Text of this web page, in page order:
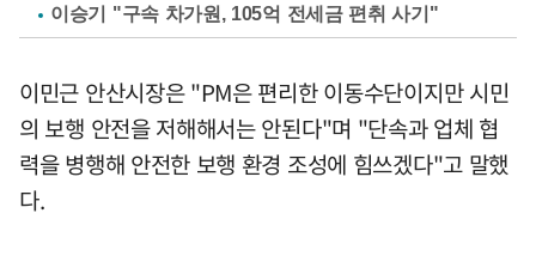
이승기 "구속 차가원, 105억 전세금 편취 사기"
이민근 안산시장은 "PM은 편리한 이동수단이지만 시민
의 보행 안전을 저해해서는 안된다"며 "단속과 업체 협
력을 병행해 안전한 보행 환경 조성에 힘쓰겠다"고 말했
다.